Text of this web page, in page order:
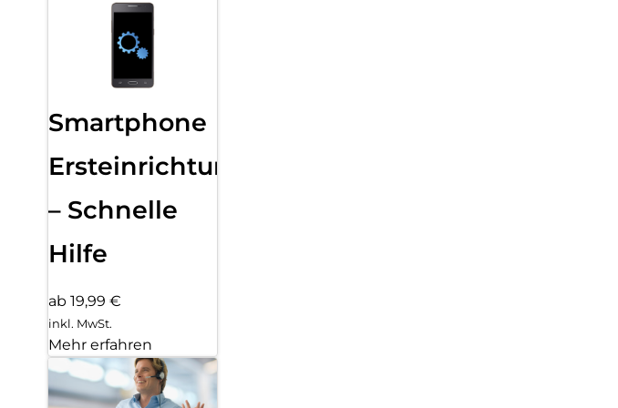
Smartphone
Ersteinrichtung
– Schnelle
Hilfe
ab 19,99 €
inkl. MwSt.
Mehr erfahren